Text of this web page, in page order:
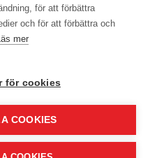
för att förbättra
och för att förbättra och
mer
för cookies
COOKIES